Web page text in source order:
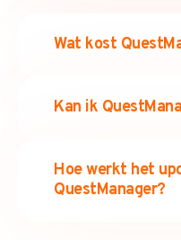
Wat kost
Kan ik
Hoe werkt het
QuestManager?